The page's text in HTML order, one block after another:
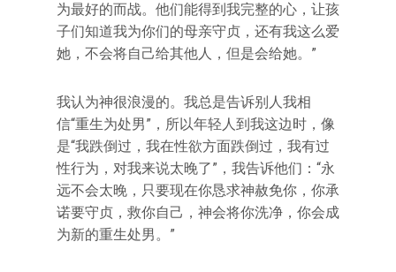
为最好的而战。他们能得到我完整的心，让孩
子们知道我为你们的母亲守贞，还有我这么爱
她，不会将自己给其他人，但是会给她。”
我认为神很浪漫的。我总是告诉别人我相
信“重生为处男”，所以年轻人到我这边时，像
是“我跌倒过，我在性欲方面跌倒过，我有过
性行为，对我来说太晚了”，我告诉他们：“永
远不会太晚，只要现在你恳求神赦免你，你承
诺要守贞，救你自己，神会将你洗净，你会成
为新的重生处男。”